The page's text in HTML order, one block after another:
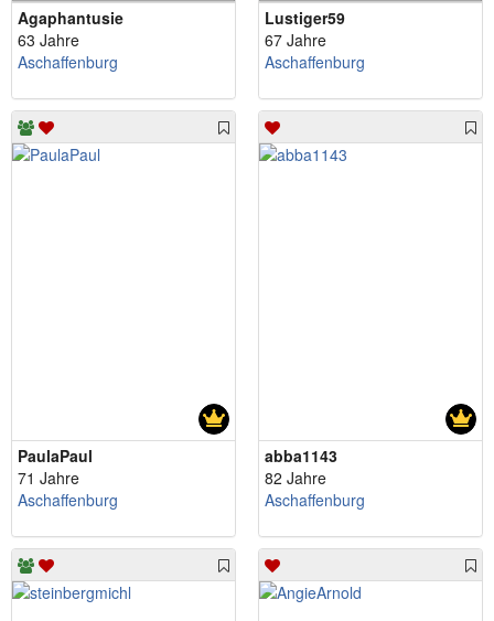
Agaphantusie
63 Jahre
Aschaffenburg
Lustiger59
67 Jahre
Aschaffenburg
PaulaPaul
71 Jahre
Aschaffenburg
abba1143
82 Jahre
Aschaffenburg